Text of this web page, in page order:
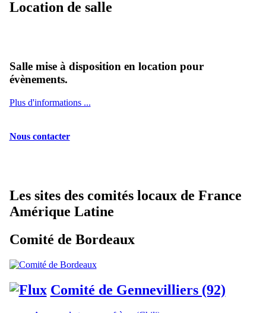
Location de salle
Salle mise à disposition en location pour
évènements.
Plus d'informations ...
Nous contacter
Les sites des comités locaux de France
Amérique Latine
Comité de Bordeaux
Comité de Gennevilliers (92)